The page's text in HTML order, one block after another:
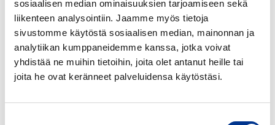
sosiaalisen median ominaisuuksien tarjoamiseen sekä
liikenteen analysointiin. Jaamme myös tietoja
sivustomme käytöstä sosiaalisen median, mainonnan ja
analytiikan kumppaneidemme kanssa, jotka voivat
yhdistää ne muihin tietoihin, joita olet antanut heille tai
joita he ovat keränneet palveluidensa käytöstäsi.
Shimadzu
HyperVision
HPV-
X3
UUSI
SHIMADZU HYPERVISION